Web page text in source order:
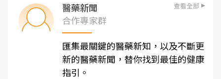
醫藥新聞 查看全部
合作專家群
匯集最關鍵的醫藥新知，以及不斷更
新的醫藥新聞，替你找到最佳的健康
指引。